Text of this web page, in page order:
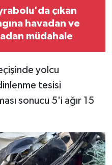
çıkan
havadan ve
müdahale
yolcu
tesisi
sonucu 5'i ağır 15